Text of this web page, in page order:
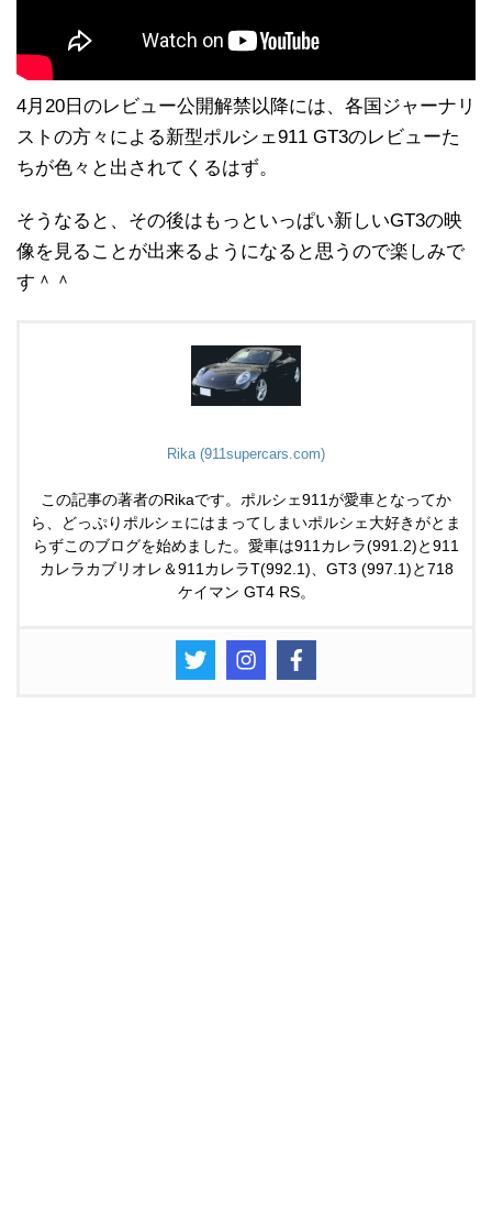
4月20日のレビュー公開解禁以降には、各国ジャーナリ
ストの方々による新型ポルシェ911 GT3のレビューた
ちが色々と出されてくるはず。
そうなると、その後はもっといっぱい新しいGT3の映
像を見ることが出来るようになると思うので楽しみで
す＾＾
Rika (911supercars.com)
この記事の著者のRikaです。ポルシェ911が愛車となってか
ら、どっぷりポルシェにはまってしまいポルシェ大好きがとま
らずこのブログを始めました。愛車は911カレラ(991.2)と911
カレラカブリオレ＆911カレラT(992.1)、GT3 (997.1)と718
ケイマン GT4 RS。